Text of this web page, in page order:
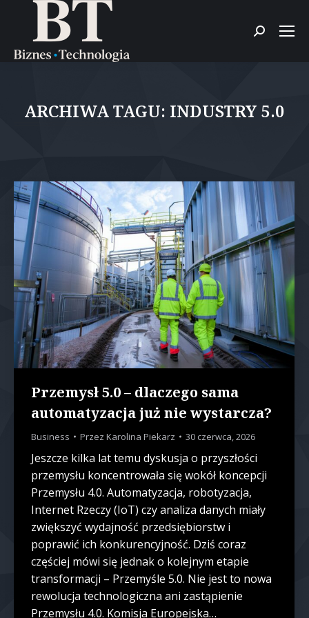
Szukaj:
ARCHIWA TAGU: INDUSTRY 5.0
Przemysł 5.0 – dlaczego sama
automatyzacja już nie wystarcza?
Business Przez Karolina Piekarz 30 czerwca, 2026
Jeszcze kilka lat temu dyskusja o przyszłości
przemysłu koncentrowała się wokół koncepcji
Przemysłu 4.0. Automatyzacja, robotyzacja,
Internet Rzeczy (IoT) czy analiza danych miały
zwiększyć wydajność przedsiębiorstw i
poprawić ich konkurencyjność. Dziś coraz
częściej mówi się jednak o kolejnym etapie
transformacji – Przemyśle 5.0. Nie jest to nowa
rewolucja technologiczna ani zastąpienie
Przemysłu 4.0. Komisja Europejska…